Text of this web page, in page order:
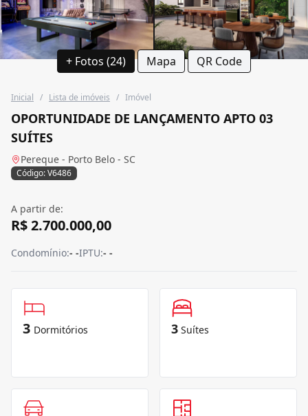
+ Fotos (24) Mapa QR Code
Inicial / Lista de imóveis / Imóvel
OPORTUNIDADE DE LANÇAMENTO APTO 03
SUÍTES
Pereque - Porto Belo - SC
Código: V6486
A partir de:
R$ 2.700.000,00
Condomínio:- -IPTU:- -
3 Dormitórios 3 Suítes